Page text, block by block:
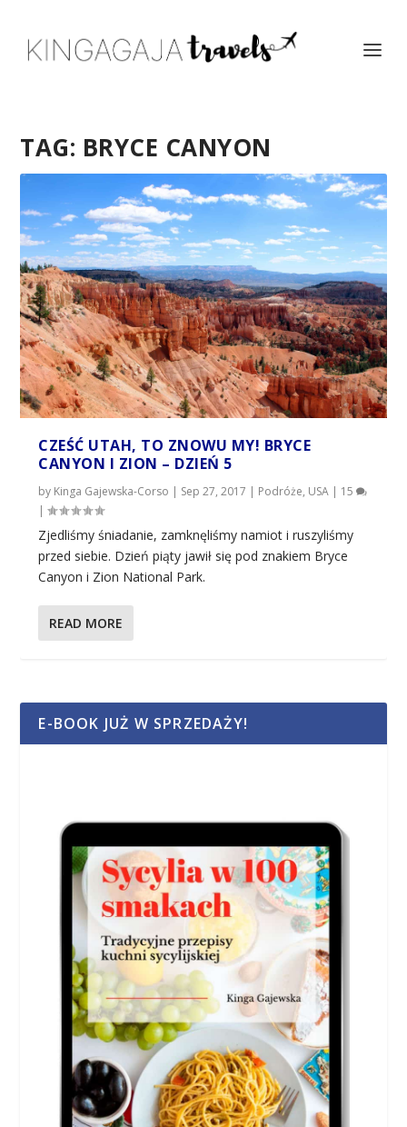
TAG: BRYCE CANYON
CZEŚĆ UTAH, TO ZNOWU MY! BRYCE
CANYON I ZION – DZIEŃ 5
by Kinga Gajewska-Corso | Sep 27, 2017 | Podróże, USA | 15
|
Zjedliśmy śniadanie, zamknęliśmy namiot i ruszyliśmy
przed siebie. Dzień piąty jawił się pod znakiem Bryce
Canyon i Zion National Park.
READ MORE
E-BOOK JUŻ W SPRZEDAŻY!